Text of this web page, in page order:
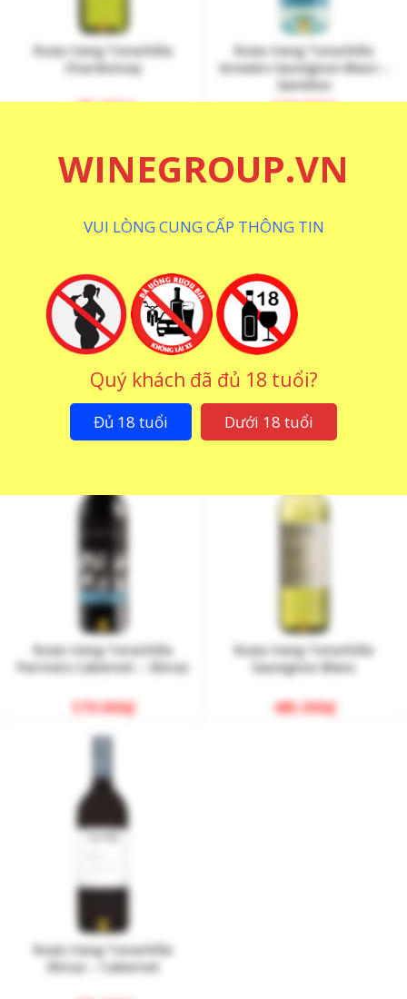
WINEGROUP.VN
VUI LÒNG CUNG CẤP THÔNG TIN
Quý khách đã đủ 18 tuổi?
Đủ 18 tuổi Dưới 18 tuổi
Rượu Vang Tatachilla
Chardonnay
485.000₫
Rượu Vang Tatachilla
Growers Sauvignon Blanc –
Semillon
570.000₫
Rượu Vang Tatachilla
Sauvignon
950.000₫
Rượu Vang Tatachilla
McLaren Vale Shiraz
950.000₫
Rượu Vang Tatachilla
Partners Cabernet – Shiraz
570.000₫
Rượu Vang Tatachilla
Sauvignon Blanc
485.000₫
Rượu Vang Tatachilla
Shiraz – Cabernet